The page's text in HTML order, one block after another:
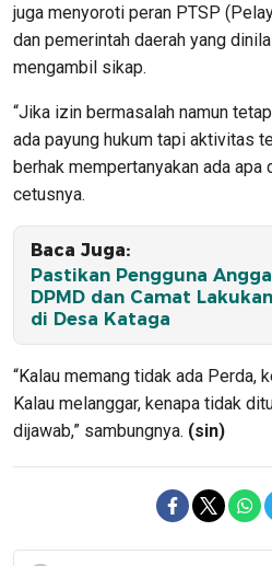
juga menyoroti peran PTSP
dan pemerintah daerah yang
mengambil sikap.
“Jika izin bermasalah namun
ada payung hukum tapi aktivitas
berhak mempertanyakan ada apa
cetusnya.
Baca Juga:
Pastikan Pengguna
DPMD dan Camat
di Desa Kataga
“Kalau memang tidak ada Perda,
Kalau melanggar, kenapa tidak
dijawab,” sambungnya. (sin)